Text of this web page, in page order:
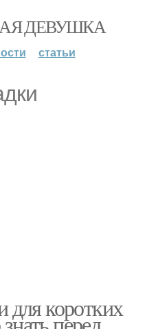
ДЕВУШКА
статьи
коротких